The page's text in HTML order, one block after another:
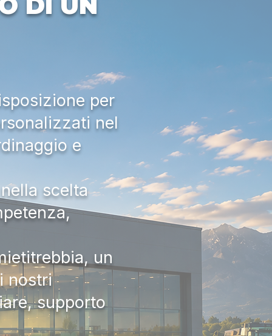
per
nel
e
scelta
un
nostri
supporto